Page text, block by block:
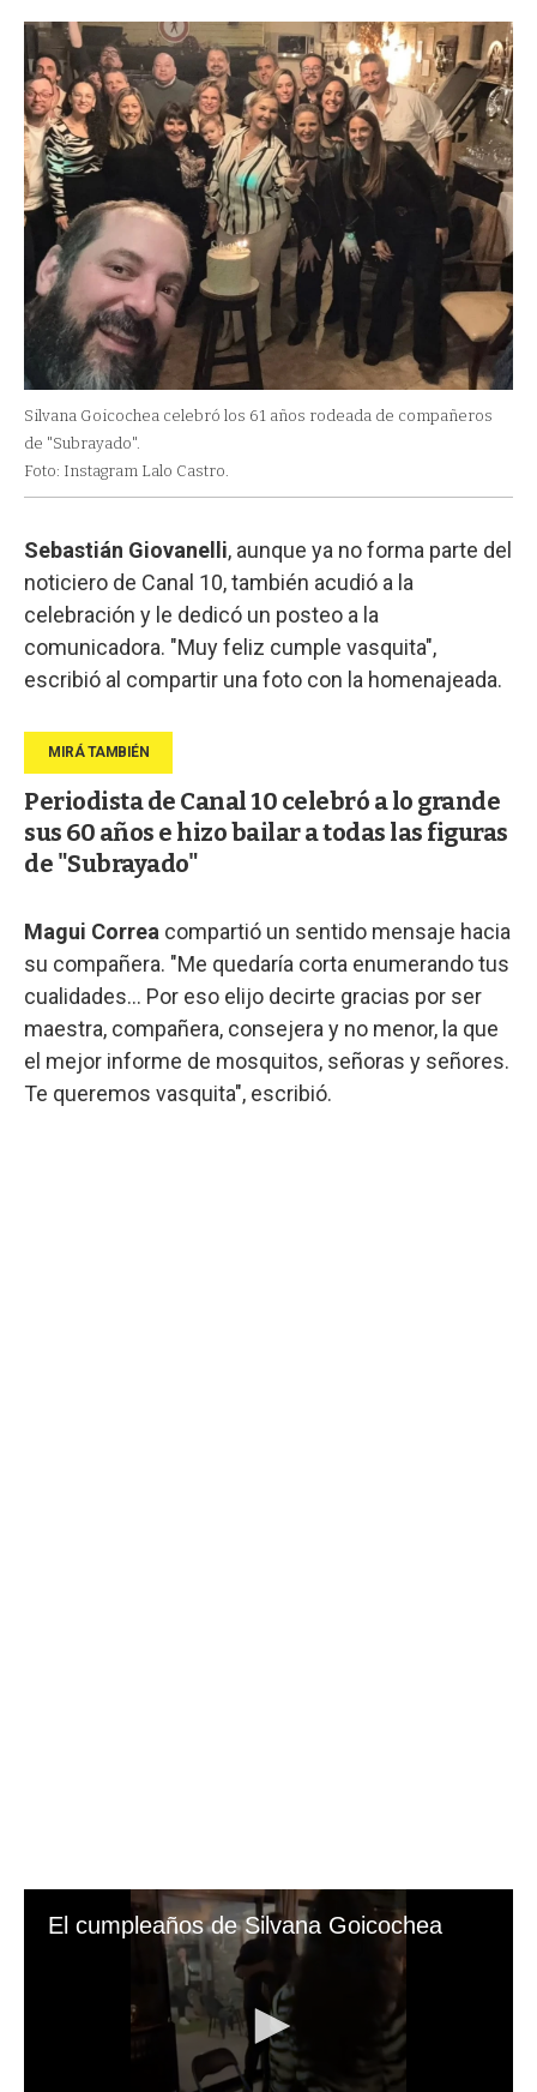
Silvana Goicochea celebró los 61 años rodeada de compañeros
de "Subrayado".
Foto: Instagram Lalo Castro.
Sebastián Giovanelli, aunque ya no forma parte del
noticiero de Canal 10, también acudió a la
celebración y le dedicó un posteo a la
comunicadora. "Muy feliz cumple vasquita",
escribió al compartir una foto con la homenajeada.
Periodista de Canal 10 celebró a lo grande
sus 60 años e hizo bailar a todas las figuras
de "Subrayado"
Magui Correa compartió un sentido mensaje hacia
su compañera. "Me quedaría corta enumerando tus
cualidades... Por eso elijo decirte gracias por ser
maestra, compañera, consejera y no menor, la que
el mejor informe de mosquitos, señoras y señores.
Te queremos vasquita", escribió.